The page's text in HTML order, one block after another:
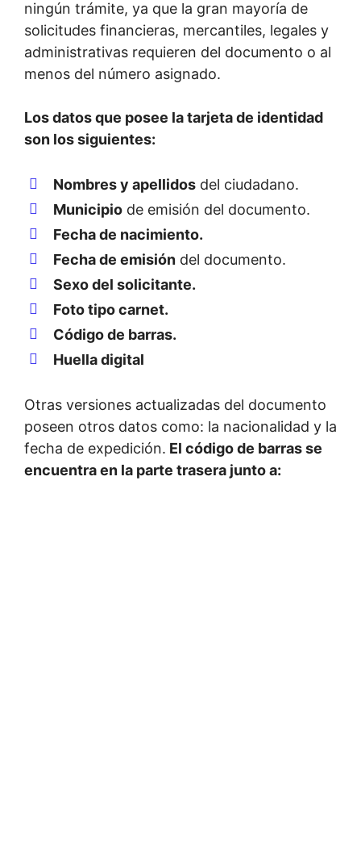
ningún trámite, ya que la gran mayoría de
solicitudes financieras, mercantiles, legales y
administrativas requieren del documento o al
menos del número asignado.
Los datos que posee la tarjeta de identidad
son los siguientes:
Nombres y apellidos del ciudadano.
Municipio de emisión del documento.
Fecha de nacimiento.
Fecha de emisión del documento.
Sexo del solicitante.
Foto tipo carnet.
Código de barras.
Huella digital
Otras versiones actualizadas del documento
poseen otros datos como: la nacionalidad y la
fecha de expedición. El código de barras se
encuentra en la parte trasera junto a: